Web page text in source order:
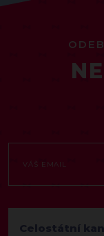
Celostátní